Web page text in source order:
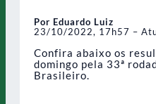
Por Eduardo Luiz
23/10/2022, 17h57 –
Confira abaixo os
domingo pela 33ª
Brasileiro.